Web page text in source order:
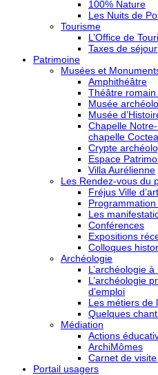
100% Nature
Les Nuits de
Tourisme
L’Office de
Taxes de séjour
Patrimoine
Musées et
Amphithéâtre
Théâtre
Musée
Musée
Chapelle
chapelle
Crypte
Espace
Villa Aurélienne
Les Rendez-vous du
Fréjus Ville
Les
Conférences
Expositions
Colloques
Archéologie
L’archéologie
L’archéologie
d’emploi
Les métiers de
Quelques
Médiation
Actions
ArchiMômes
Carnet de
Portail usagers